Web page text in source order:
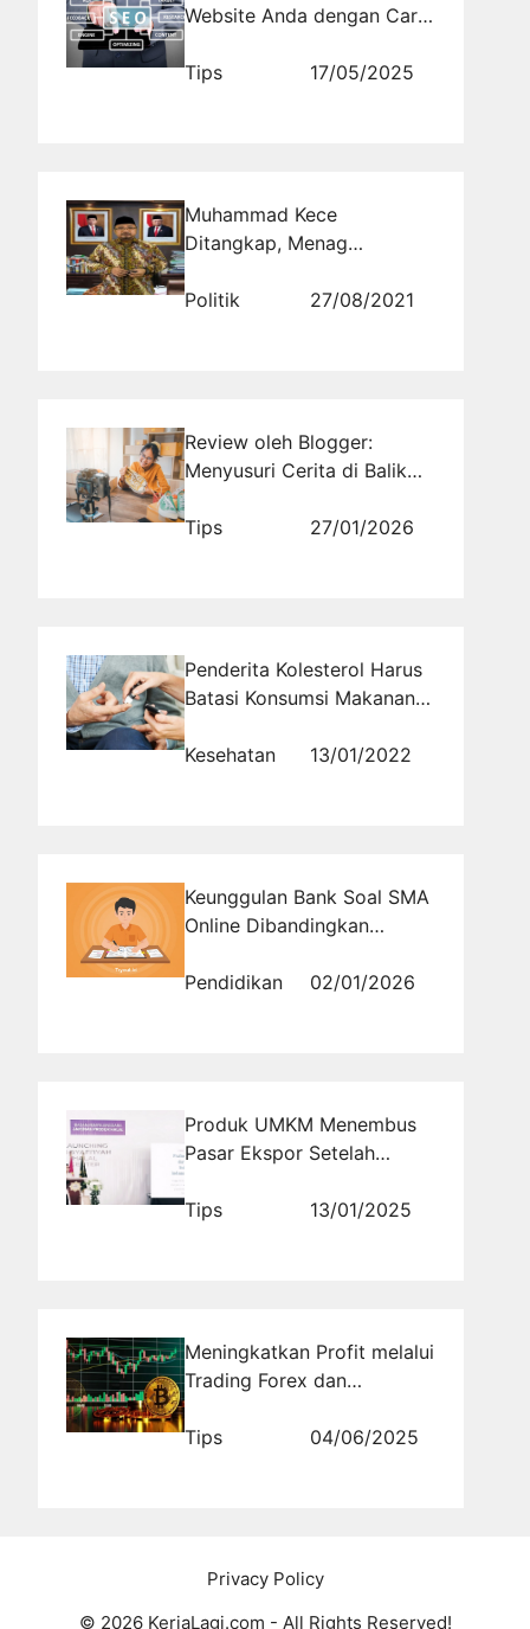
Website Anda dengan Cara
Website yang Tepat
Tips 17/05/2025
Muhammad Kece
Ditangkap, Menag
Simbol Agama Harus
Politik 27/08/2021
Review oleh Blogger:
Menyusuri Cerita di Balik
Tips
27/01/2026
Penderita Kolesterol Harus
Batasi Konsumsi Makanan
Kesehatan
13/01/2022
Keunggulan Bank Soal SMA
Online Dibandingkan
Konvensional
Pendidikan 02/01/2026
Produk UMKM Menembus
Pasar Ekspor Setelah
Halal
Tips 13/01/2025
Meningkatkan Profit melalui
Trading Forex dan
Rajabacklink
Tips 04/06/2025
Privacy Policy
© 2026 KerjaLagi.com - All Rights Reserved!